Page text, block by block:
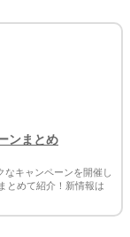
ンまとめ
なキャンペーンを開催し
とめて紹介！新情報は